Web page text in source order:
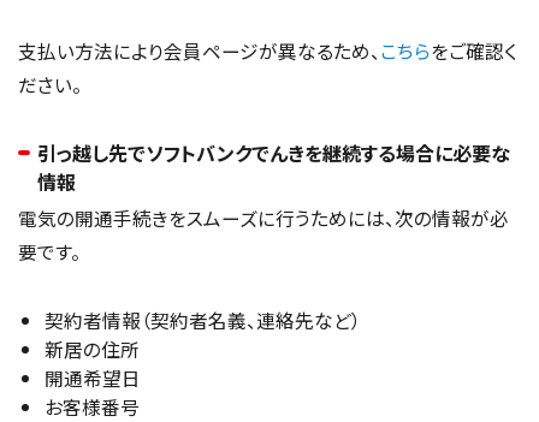
支払い方法により会員ページが異なるため、こちらをご確認く
ださい。
引っ越し先でソフトバンクでんきを継続する場合に必要な
情報
電気の開通手続きをスムーズに行うためには、次の情報が必
要です。
契約者情報（契約者名義、連絡先など）
新居の住所
開通希望日
お客様番号